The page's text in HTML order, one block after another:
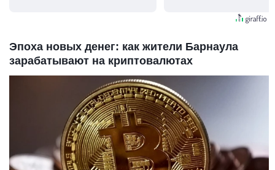
Эпоха новых денег: как жители Барнаула
зарабатывают на криптовалютах